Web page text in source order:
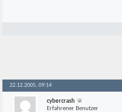
22.12.2005, 09:14
cybercrash
Erfahrener Benutzer